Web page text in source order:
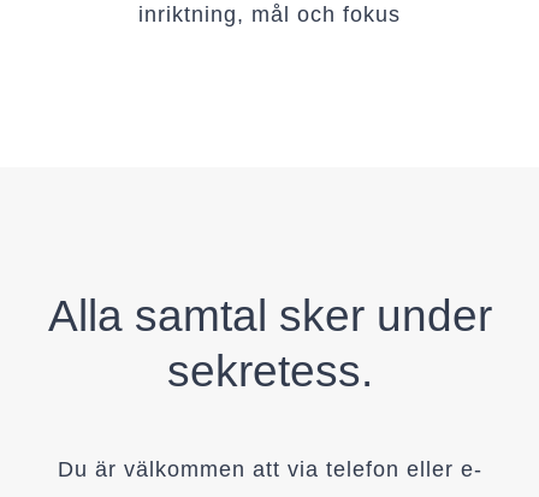
inriktning, mål och fokus
Alla samtal sker under
sekretess.
Du är välkommen att via telefon eller e-